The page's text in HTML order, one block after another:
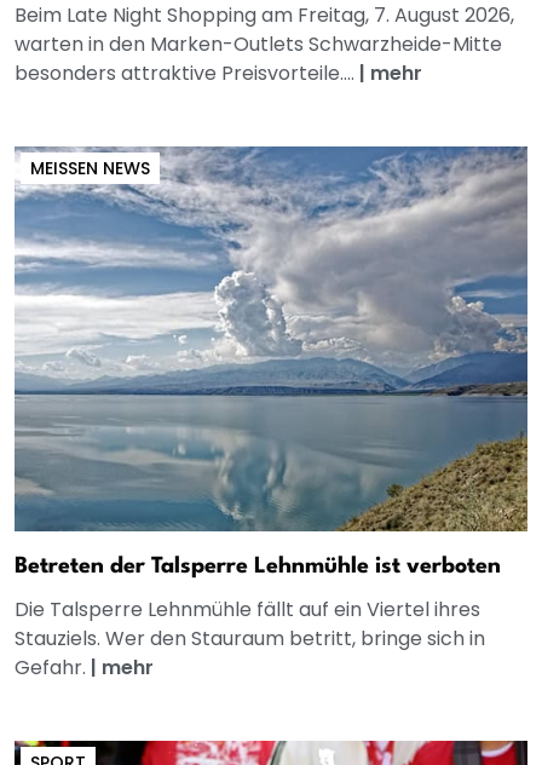
Beim Late Night Shopping am Freitag, 7. August 2026,
warten in den Marken-Outlets Schwarzheide-Mitte
besonders attraktive Preisvorteile.... | mehr
MEISSEN NEWS
Betreten der Talsperre Lehnmühle ist verboten
Die Talsperre Lehnmühle fällt auf ein Viertel ihres
Stauziels. Wer den Stauraum betritt, bringe sich in
Gefahr. | mehr